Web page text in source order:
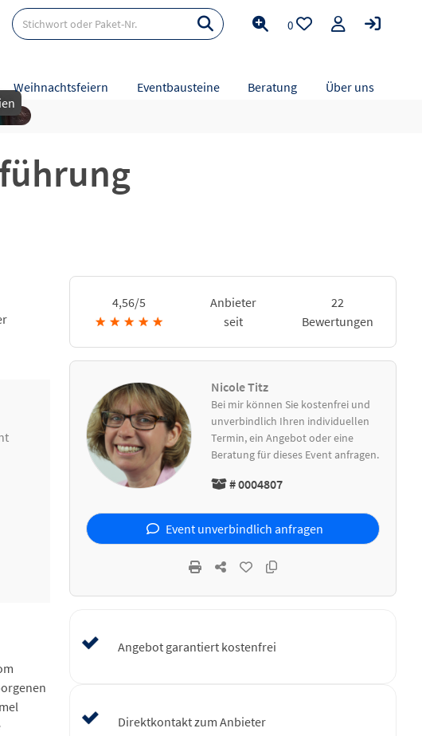
Weihnachtsfeiern Eventbausteine Beratung Über uns
0
4,56/5
★ ★ ★ ★ ★
Anbieter
seit
22
Bewertungen
Nicole Titz
Bei mir können Sie kostenfrei und
unverbindlich Ihren individuellen
Termin, ein Angebot oder eine
Beratung für dieses Event anfragen.
# 0004807
Event unverbindlich anfragen
Angebot garantiert kostenfrei
Direktkontakt zum Anbieter